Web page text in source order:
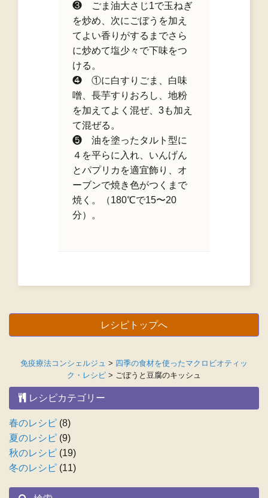
❸ ごま油大さじ1で玉ねぎ
を炒め、次にごぼうを加え
てよい香りがするまでさら
に炒めて塩少々で下味をつ
ける。
❹ ①に白すりごま、白味
噌、長芋すりおろし、地粉
を加えてよく混ぜ、3も加え
て混ぜる。
❺ 油を塗ったタルト型に
４を平らに入れ、いんげん
とパプリカを適宜飾り、オ
ーブンで焼き色がつくまで
焼く。（180℃で15〜20
分）。
レシピトップへ
免疫療法コンシェルジュ > 四季の食材を使ったマクロビオティッ
ク・レシピ > ごぼうと豆腐のキッシュ
レシピカテゴリー
春のレシピ (8)
夏のレシピ (9)
秋のレシピ (19)
冬のレシピ (11)